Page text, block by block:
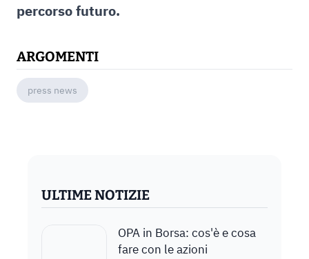
percorso futuro.
ARGOMENTI
press news
ULTIME NOTIZIE
OPA in Borsa: cos'è e cosa
fare con le azioni